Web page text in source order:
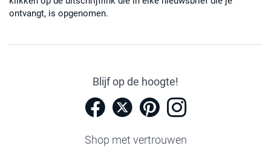
ontvangt, is opgenomen.
Blijf op de hoogte!
Shop met vertrouwen